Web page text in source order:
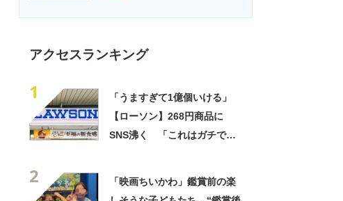
アクセスランキング
1
「うますぎて1億個いける」
【ローソン】268円商品に
SNS沸く 「これはガチで美
2
「映画ちいかわ」鑑賞前の楽